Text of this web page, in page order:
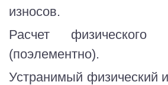
износов.
Расчет
(поэлементно).
Устранимый физический